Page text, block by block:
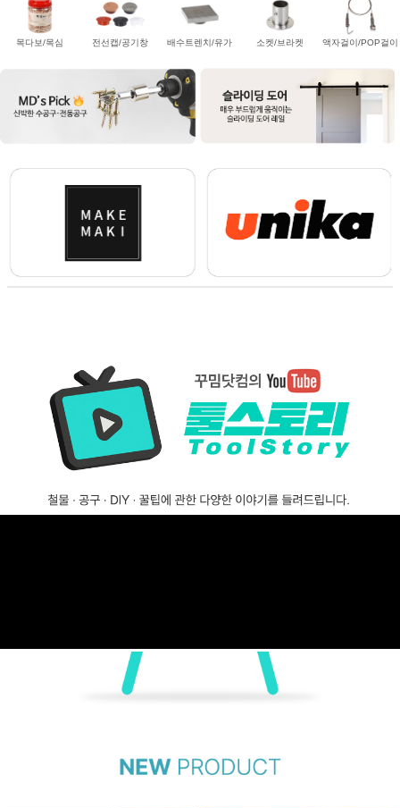
목다보/목심 전선캡/공기창 배수트렌치/유가 소켓/브라켓 액자걸이/POP걸이